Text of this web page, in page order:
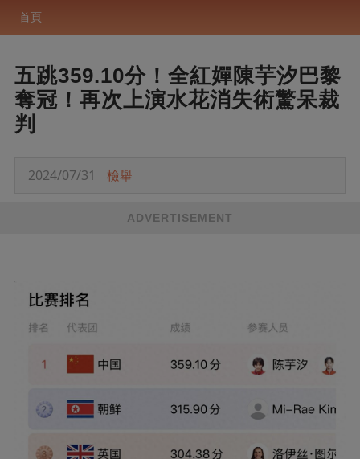
首頁
五跳359.10分！全紅嬋陳芋汐巴黎
奪冠！再次上演水花消失術驚呆裁
判
2024/07/31 檢舉
ADVERTISEMENT